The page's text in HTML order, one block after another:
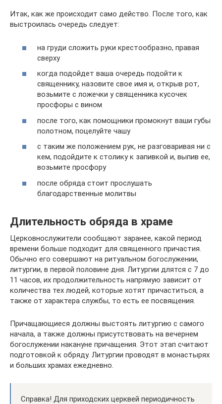
Итак, как же происходит само действо. После того, как
выстроилась очередь следует:
на груди сложить руки крестообразно, правая
сверху
когда подойдет ваша очередь подойти к
священнику, назовите свое имя и, открыв рот,
возьмите с ложечки у священника кусочек
просфоры с вином
после того, как помощники промокнут ваши губы
полотном, поцелуйте чашу
с таким же положением рук, не разговаривая ни с
кем, подойдите к столику к запивкой и, выпив ее,
возьмите просфору
после обряда стоит прослушать
благодарственные молитвы
Длительность обряда в храме
Церковнослужители сообщают заранее, какой период
времени больше подходит для священного причастия.
Обычно его совершают на ритуальном богослужении,
литургии, в первой половине дня. Литургии длятся с 7 до
11 часов, их продолжительность напрямую зависит от
количества тех людей, которые хотят причаститься, а
также от характера службы, то есть ее посвящения.
Причащающиеся должны выстоять литургию с самого
начала, а также должны присутствовать на вечернем
богослужении накануне причащения. Этот этап считают
подготовкой к обряду. Литургии проводят в монастырях
и больших храмах ежедневно.
Справка! Для приходских церквей периодичность